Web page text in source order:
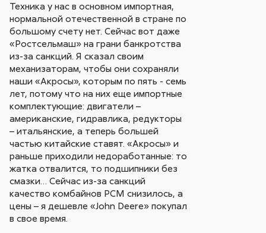
Техника у нас в основном импортная,
нормальной отечественной в стране по
большому счету нет. Сейчас вот даже
«Ростсельмаш» на грани банкротства
из-за санкций. Я сказал своим
механизаторам, чтобы они сохраняли
наши «Акросы», которым по пять - семь
лет, потому что на них еще импортные
комплектующие: двигатели –
американские, гидравлика, редукторы
– итальянские, а теперь большей
частью китайские ставят. «Акросы» и
раньше приходили недоработанные: то
жатка отвалится, то подшипники без
смазки… Сейчас из-за санкций
качество комбайнов РСМ снизилось, а
цены – я дешевле «John Deere» покупал
в свое время.